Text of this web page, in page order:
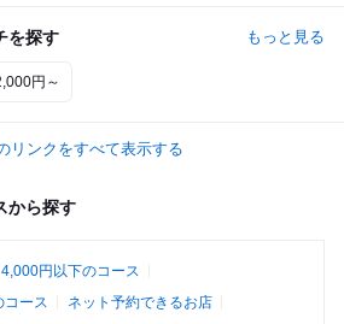
を探す もっと見る
円～
リンクをすべて表示する
から探す
4,000円以下のコース
コース
ネット予約できるお店